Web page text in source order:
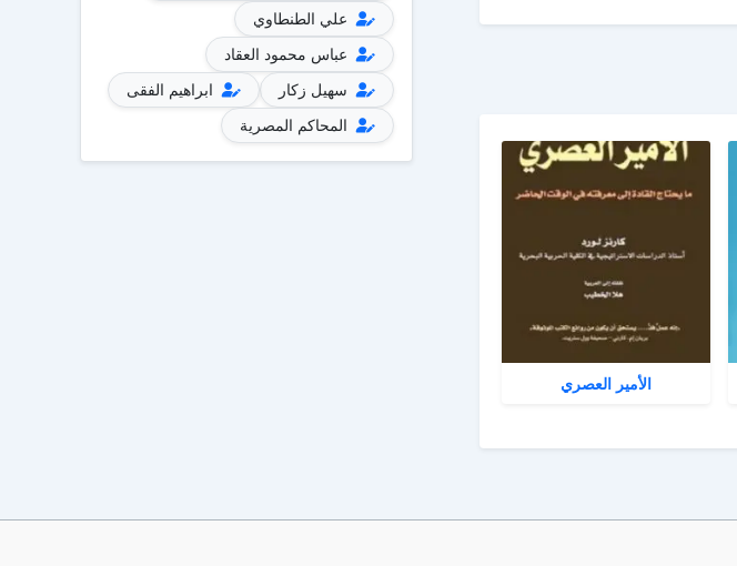
الأمير العصري
علي الطنطاوي
عباس محمود العقاد
سهيل زكار
ابراهيم الفقى
المحاكم المصرية